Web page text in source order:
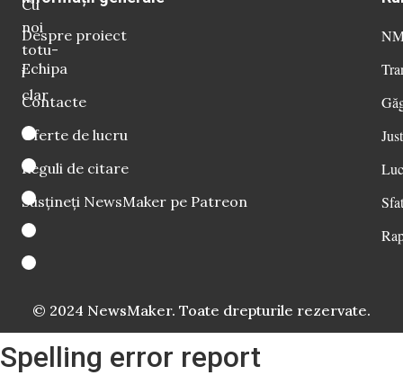
Cu
noi
totu-
i
clar
Despre proiect
Echipa
Contacte
Oferte de lucru
Reguli de citare
Susțineți NewsMaker pe Patreon
© 2024 NewsMaker. Toate drepturile rezervate.
Spelling error report